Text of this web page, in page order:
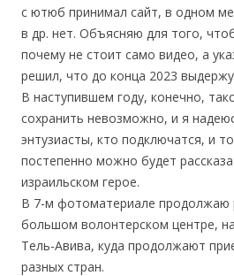
с ютюб принимал сайт, в одном
в др. нет. Объясняю для того,
почему не стоит само видео, а
решил, что до конца 2023
В наступившем году, конечно,
сохранить невозможно, и я
энтузиасты, кто подключатся, и
постепенно можно будет
израильском герое.
В 7-м фотоматериале продолжаю
большом волонтерском центре,
Тель-Авива, куда продолжают
разных стран.